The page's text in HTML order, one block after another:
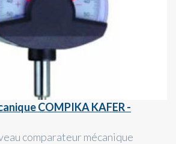
COMPIKA KAFER -
comparateur mécanique